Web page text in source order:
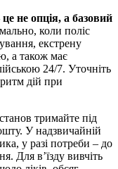
не опція, а базовий
коли поліс
екстрену
а також має
24/7. Уточніть
дій при
тримайте під
У надзвичайній
у разі потреби – до
Для в’їзду вивчіть